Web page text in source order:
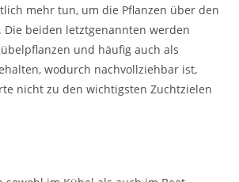
mehr tun, um die Pflanzen über den
beiden letztgenannten werden
und häufig auch als
wodurch nachvollziehbar ist,
nicht zu den wichtigsten Zuchtzielen